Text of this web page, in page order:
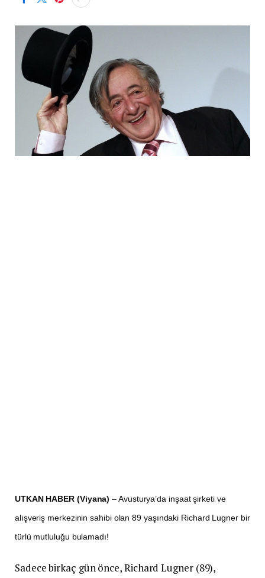
UTKAN HABER (Viyana) – Avusturya’da inşaat şirketi ve
alışveriş merkezinin sahibi olan 89 yaşındaki Richard Lugner bir
türlü mutluluğu bulamadı!
Sadece birkaç gün önce, Richard Lugner (89),